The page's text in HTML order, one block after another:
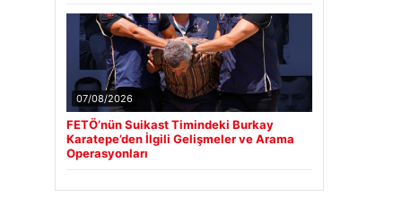
07/08/2026
FETÖ’nün Suikast Timindeki Burkay
Karatepe’den İlgili Gelişmeler ve Arama
Operasyonları